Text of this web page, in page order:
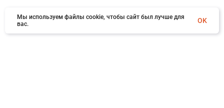
Мы используем файлы cookie, чтобы сайт был лучше для
вас.
OK